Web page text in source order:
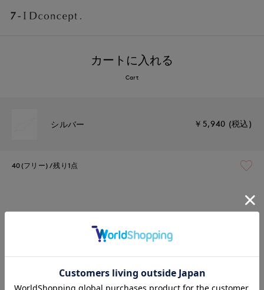
カートに入れる
Cart
シルバー ￥5,940 (税込)
40(フリー) 残り1点